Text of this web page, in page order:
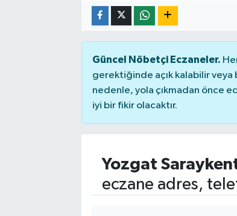
Güncel Nöbetçi Eczaneler.
gerektiğinde açık kalabilir
nedenle, yola çıkmadan önce
iyi bir fikir olacaktır.
Yozgat
eczane adres,